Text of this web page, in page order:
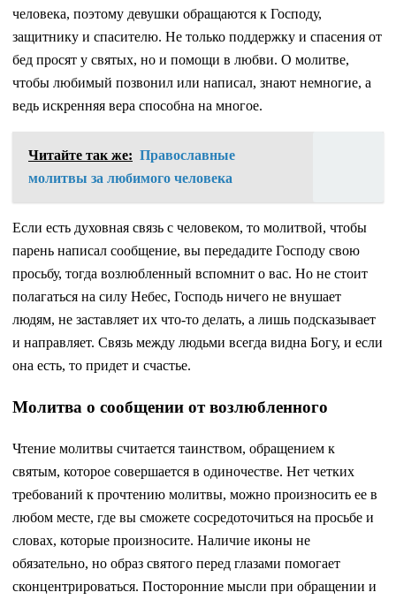
человека, поэтому девушки обращаются к Господу,
защитнику и спасителю. Не только поддержку и спасения от
бед просят у святых, но и помощи в любви. О молитве,
чтобы любимый позвонил или написал, знают немногие, а
ведь искренняя вера способна на многое.
Читайте так же: Православные
молитвы за любимого человека
Если есть духовная связь с человеком, то молитвой, чтобы
парень написал сообщение, вы передадите Господу свою
просьбу, тогда возлюбленный вспомнит о вас. Но не стоит
полагаться на силу Небес, Господь ничего не внушает
людям, не заставляет их что-то делать, а лишь подсказывает
и направляет. Связь между людьми всегда видна Богу, и если
она есть, то придет и счастье.
Молитва о сообщении от возлюбленного
Чтение молитвы считается таинством, обращением к
святым, которое совершается в одиночестве. Нет четких
требований к прочтению молитвы, можно произносить ее в
любом месте, где вы сможете сосредоточиться на просьбе и
словах, которые произносите. Наличие иконы не
обязательно, но образ святого перед глазами помогает
сконцентрироваться. Посторонние мысли при обращении и